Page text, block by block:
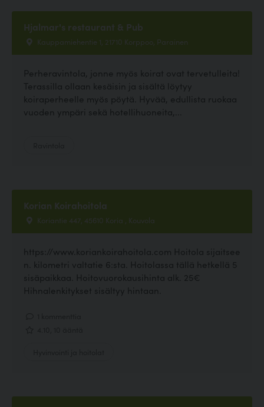
Hjalmar's restaurant & Pub
Kauppamiehentie 1, 21710 Korppoo, Parainen
Perheravintola, jonne myös koirat ovat tervetulleita!
Terassilla ollaan kesäisin ja sisältä löytyy
koiraperheelle myös pöytä. Hyvää, edullista ruokaa
vuoden ympäri sekä hotellihuoneita,...
Korian Koirahoitola
Koriantie 447, 45610 Koria , Kouvola
https://www.koriankoirahoitola.com Hoitola sijaitsee
n. kilometri valtatie 6:sta. Hoitolassa tällä hetkellä 5
sisäpaikkaa. Hoitovuorokausihinta alk. 25€
Hihnalenkitykset sisältyy hintaan.